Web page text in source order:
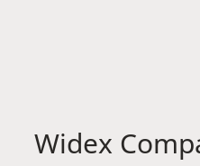
Widex